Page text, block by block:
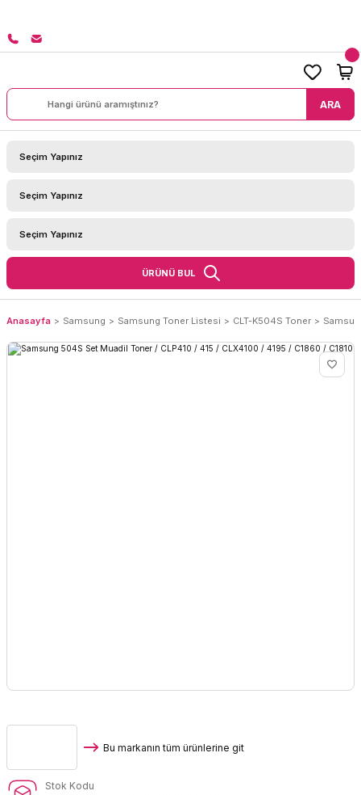
ARA
ÜRÜNÜ BUL
Anasayfa Samsung Samsung Toner Listesi CLT-K504S Toner
Bu markanın tüm ürünlerine git
Stok Kodu